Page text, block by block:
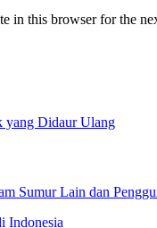
in this browser for the
yang Didaur Ulang
Sumur Lain dan
Indonesia